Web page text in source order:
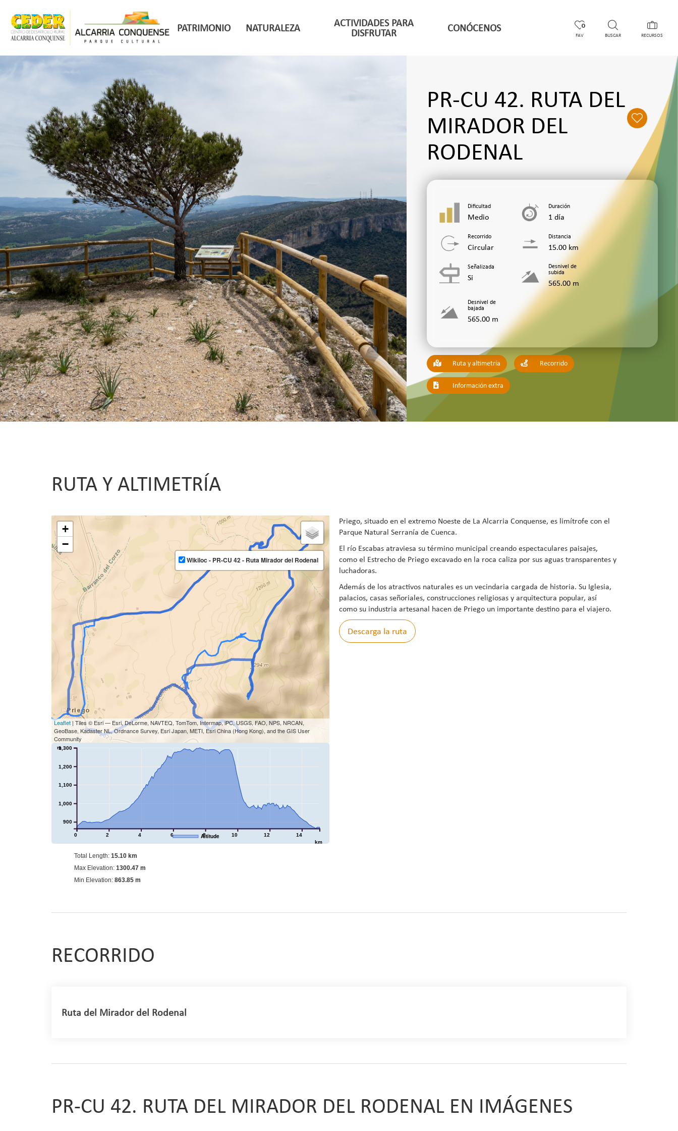
0
FAV BUSCAR RECURSOS
PATRIMONIO NATURALEZA
ACTIVIDADES PARA
DISFRUTAR
CONÓCENOS
PR-CU 42. RUTA DEL
MIRADOR DEL
RODENAL
Dificultad
Medio
Duración
1 día
Recorrido
Circular
Distancia
15.00 km
Señalizada
Si
Desnivel de
subida
565.00 m
Desnivel de
bajada
565.00 m
Ruta y altimetría Recorrido
Información extra
RUTA Y ALTIMETRÍA
Priego, situado en el extremo Noeste de La Alcarria Conquense, es limítrofe con el
Parque Natural Serranía de Cuenca.
El río Escabas atraviesa su término municipal creando espectaculares paisajes,
como el Estrecho de Priego excavado en la roca caliza por sus aguas transparentes y
luchadoras.
Además de los atractivos naturales es un vecindaria cargada de historia. Su Iglesia,
palacios, casas señoriales, construcciones religiosas y arquitectura popular, así
como su industria artesanal hacen de Priego un importante destino para el viajero.
Descarga la ruta
+
−
Wikiloc - PR-CU 42 - Ruta Mirador del Rodenal
Leaflet | Tiles © Esri — Esri, DeLorme, NAVTEQ, TomTom, Intermap, iPC, USGS, FAO, NPS, NRCAN,
GeoBase, Kadaster NL, Ordnance Survey, Esri Japan, METI, Esri China (Hong Kong), and the GIS User
Community
0 2 4 6 8 10 12 14
km
900
1,000
1,100
1,200
1,300
m
Altitude
Total Length: 15.10 km
Max Elevation: 1300.47 m
Min Elevation: 863.85 m
RECORRIDO
Ruta del Mirador del Rodenal
accedemos por una derivació al Mirador del Rodenal, espléndido para conocer la hoz de Priego y otear dilatadas panorámicas de la Alcarria.
PR-CU 42. RUTA DEL MIRADOR DEL RODENAL EN IMÁGENES